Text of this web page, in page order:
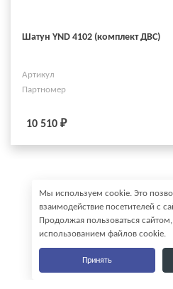
Шатун YND 4102 (комплект ДВС)
Артикул
Партномер
10 510 ₽
Мы используем cookie. Это
взаимодействие посетителей с
Продолжая пользоваться
использованием файлов cookie.
Принять